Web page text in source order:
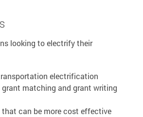
looking to electrify their
electrification
grant matching and grant writing
can be more cost effective